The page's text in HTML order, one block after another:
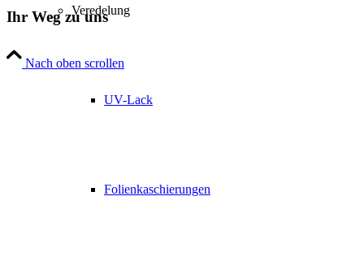
Veredelung
UV-Lack
Folienkaschierungen
Ihr Weg zu uns
Nach oben scrollen